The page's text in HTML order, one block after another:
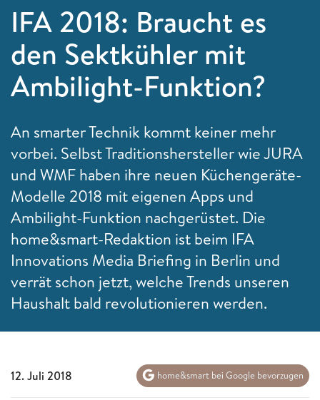
IFA 2018: Braucht es
den Sektkühler mit
Ambilight-Funktion?
An smarter Technik kommt keiner mehr
vorbei. Selbst Traditionshersteller wie JURA
und WMF haben ihre neuen Küchengeräte-
Modelle 2018 mit eigenen Apps und
Ambilight-Funktion nachgerüstet. Die
home&smart-Redaktion ist beim IFA
Innovations Media Briefing in Berlin und
verrät schon jetzt, welche Trends unseren
Haushalt bald revolutionieren werden.
12. Juli 2018 home&smart bei Google bevorzugen